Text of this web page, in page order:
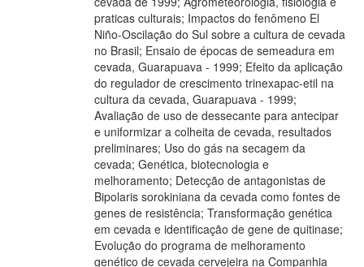
praticas culturais; Impactos do fenômeno El
Niño-Oscilação do Sul sobre a cultura de cevada
no Brasil; Ensaio de épocas de semeadura em
cevada, Guarapuava - 1999; Efeito da aplicação
do regulador de crescimento trinexapac-etil na
cultura da cevada, Guarapuava - 1999;
Avaliação de uso de dessecante para antecipar
e uniformizar a colheita de cevada, resultados
preliminares; Uso do gás na secagem da
cevada; Genética, biotecnologia e
melhoramento; Detecção de antagonistas de
Bipolaris sorokiniana da cevada como fontes de
genes de resistência; Transformação genética
em cevada e identificação de gene de quitinase;
Evolução do programa de melhoramento
genético de cevada cervejeira na Companhia